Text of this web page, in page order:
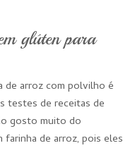
glúten para
de arroz com polvilho é
testes de receitas de
gosto muito do
de arroz, pois eles